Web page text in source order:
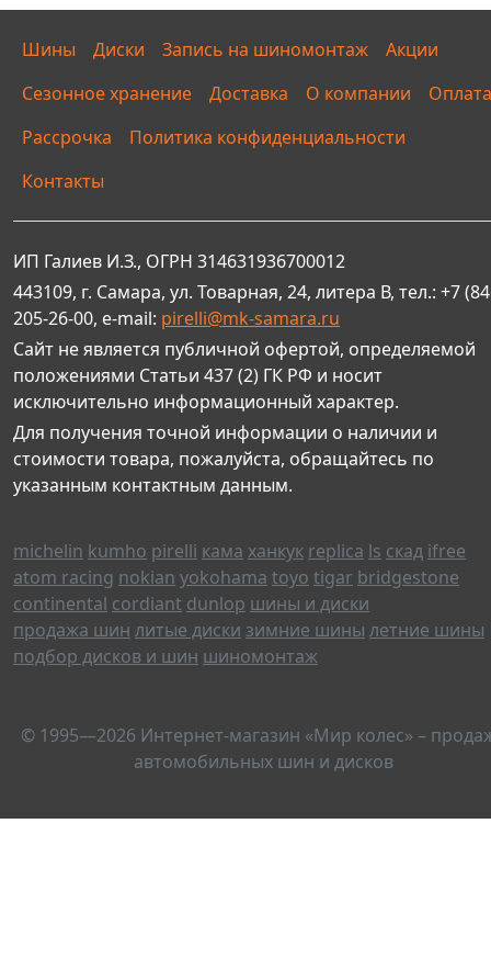
Шины Диски Запись на шиномонтаж
Акции
Сезонное хранение
Доставка О компании
Оплата
Рассрочка
Политика конфиденциальности
Контакты
ИП Галиев И.З., ОГРН 314631936700012
443109, г. Самара, ул. Товарная, 24, литера В, тел.: +7
205-26-00, e-mail: pirelli@mk-samara.ru
Сайт не является публичной офертой, определяемой
положениями Статьи 437 (2) ГК РФ и носит
исключительно информационный характер.
Для получения точной информации о наличии и
стоимости товара, пожалуйста, обращайтесь по
указанным контактным данным.
michelin kumho pirelli кама ханкук replica ls скад ifree
atom racing nokian yokohama toyo tigar bridgestone
continental cordiant dunlop шины и диски
продажа шин литые диски зимние шины летние шины
подбор дисков и шин шиномонтаж
© 1995—2026 Интернет-магазин «Мир колес» –
автомобильных шин и дисков